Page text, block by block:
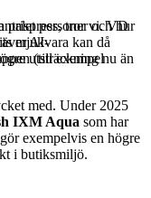
personer och hur
mjukvara kan då
(till exempel
prispress, tror vi. VD
AI-
utsträckning nu än
med. Under 2025
IXM Aqua som har
exempelvis en högre
i butiksmiljö.